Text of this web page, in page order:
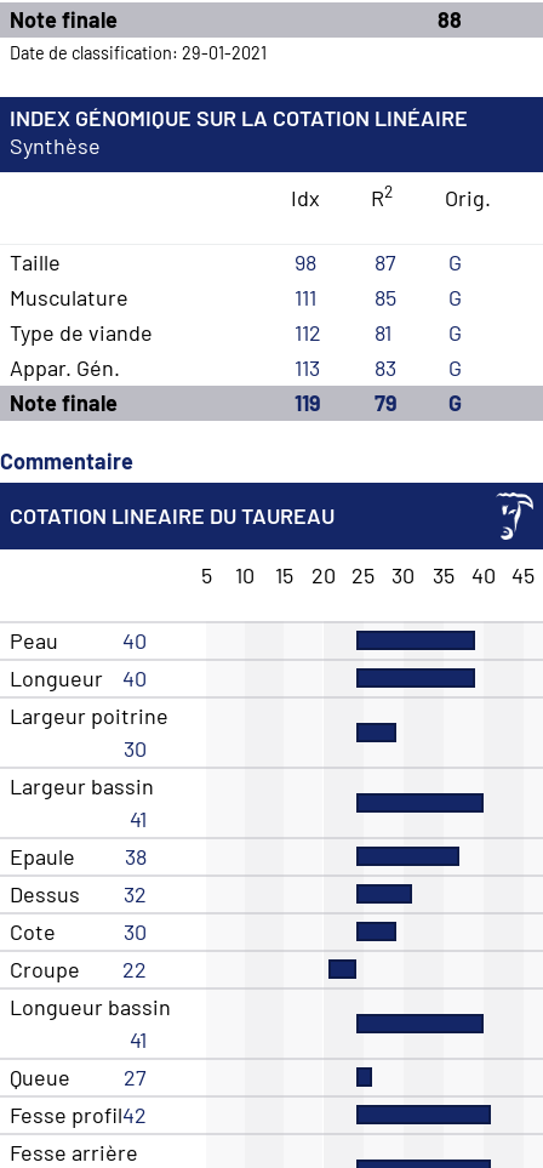
Note finale
88
Date de classification: 29-01-2021
INDEX GÉNOMIQUE SUR LA COTATION LINÉAIRE
Synthèse
Idx
R2 Orig.
Taille 98 87
G
Musculature
111 85
G
Type de viande
112 81
G
Appar. Gén.
113 83
G
Note finale
119 79 G
Commentaire
COTATION LINEAIRE DU TAUREAU
5 10 15 20 25 30 35 40 45
Peau
40
Longueur
40
Largeur poitrine
30
Largeur bassin
41
Epaule
38
Dessus
32
Cote
30
Croupe
22
Longueur bassin
41
Queue
27
Fesse profil42
Fesse arrière